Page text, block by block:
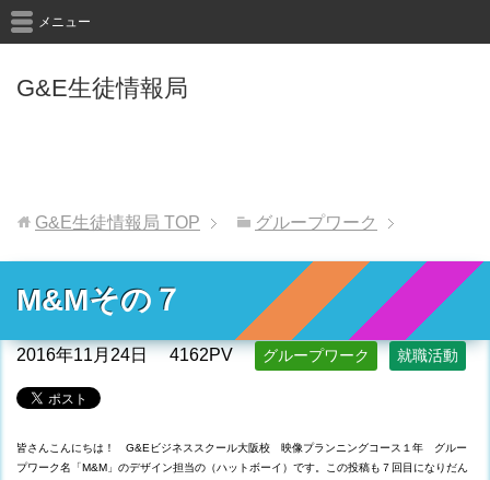
G&E生徒情報局
メニュー
G&E生徒情報局 TOP グループワーク
M&Mその７
2016年11月24日 4162PV グループワーク 就職活動
皆さんこんにちは！ G&Eビジネススクール大阪校 映像プランニングコース１年 グルー
プワーク名「M&M」のデザイン担当の（ハットボーイ）です。この投稿も７回目になりだん